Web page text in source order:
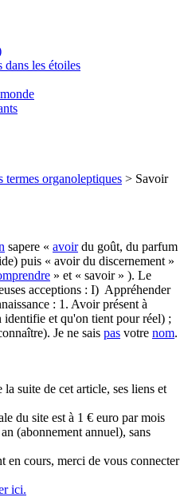
dans les étoiles
termes organoleptiques > Savoir
sapere « avoirdu goût, du parfum
puis « avoir du discernement »
» et « savoir » ). Le
acceptions : I) Appréhender
: 1. Avoir présent à
identifie et qu'on tient pour réel) ;
Je ne sais pas votre nom.
suite de cet article, ses liens et
du site est à 1 € euro par mois
(abonnement annuel), sans
en cours, merci de vous connecter
ici.